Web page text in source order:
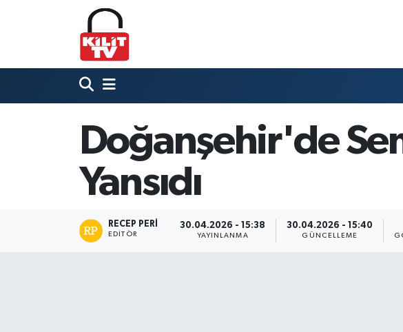
Doğanşehir'de
Yansıdı
RECEP PERI
EDITÖR
30.04.2026 - 15:38
YAYINLANMA
30.04.2026 - 15:40
GÜNCELLEME
Hava Durumu
Trafik Durumu
Tüm Manşetler
Son Dakika Haberleri
Haber Arşivi